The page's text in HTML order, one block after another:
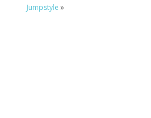
Jumpstyle »